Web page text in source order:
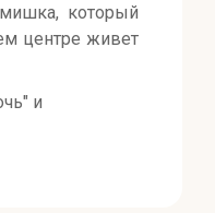
который
центре живет
и